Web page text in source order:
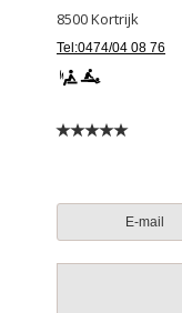
8500Kortrijk
Tel:0474/04 08 76
E-mail